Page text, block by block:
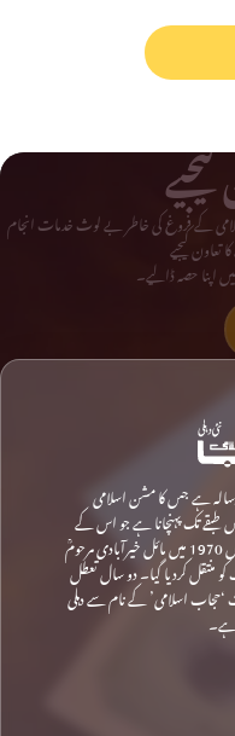
کے فروغ کی خاطر بے لوث خدمات انجام
کیجیے
اپنا حصہ ڈالیے۔
ہے جس کا مشن اسلامی
طبقے تک پہنچانا ہے جو اس کے
نصف کی نمائندہ ہے۔ حجاب کی داغ بیل رام پور میں 1970 میں مائل خیرآبادی مرحومؒ
فرید صاحبؒ کو منتقل کردیا گیا۔ دو سال تعطل
کا نقشِ ثالث ‘حجاب اسلامی’ کے نام سے دہلی